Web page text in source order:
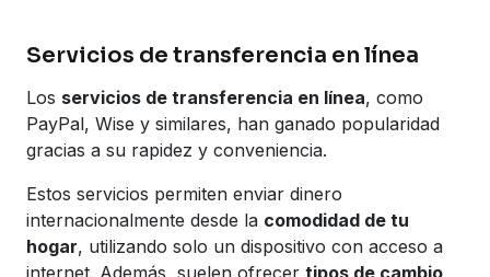
Servicios de transferencia en línea
Los servicios de transferencia en línea, como
PayPal, Wise y similares, han ganado popularidad
gracias a su rapidez y conveniencia.
Estos servicios permiten enviar dinero
internacionalmente desde la comodidad de tu
hogar, utilizando solo un dispositivo con acceso a
internet. Además, suelen ofrecer tipos de cambio